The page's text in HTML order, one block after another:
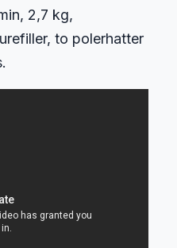
2,7 kg,
to polerhatter